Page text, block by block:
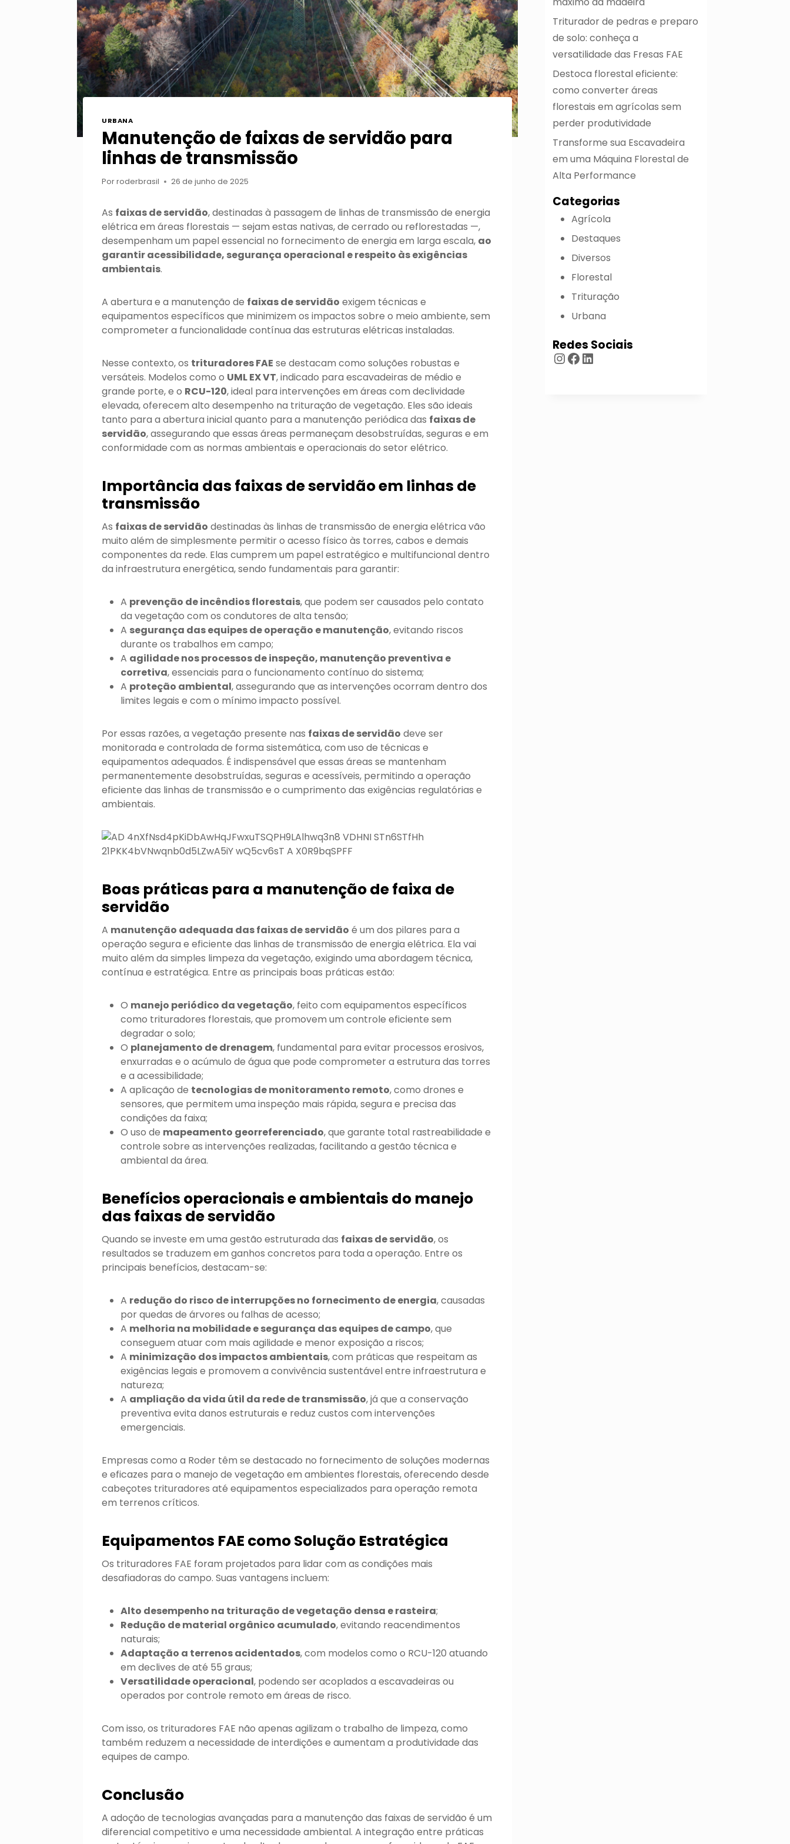
URBANA
Manutenção de faixas de servidão para
linhas de transmissão
Porroderbrasil 26 de junho de 2025
As faixas de servidão, destinadas à passagem de linhas de transmissão de energia
elétrica em áreas florestais — sejam estas nativas, de cerrado ou reflorestadas —,
desempenham um papel essencial no fornecimento de energia em larga escala, ao
garantir acessibilidade, segurança operacional e respeito às exigências
ambientais.
A abertura e a manutenção de faixas de servidão exigem técnicas e
equipamentos específicos que minimizem os impactos sobre o meio ambiente, sem
comprometer a funcionalidade contínua das estruturas elétricas instaladas.
Nesse contexto, os trituradores FAE se destacam como soluções robustas e
versáteis. Modelos como o UML EX VT, indicado para escavadeiras de médio e
grande porte, e o RCU-120, ideal para intervenções em áreas com declividade
elevada, oferecem alto desempenho na trituração de vegetação. Eles são ideais
tanto para a abertura inicial quanto para a manutenção periódica das faixas de
servidão, assegurando que essas áreas permaneçam desobstruídas, seguras e em
conformidade com as normas ambientais e operacionais do setor elétrico.
Importância das faixas de servidão em linhas de
transmissão
As faixas de servidão destinadas às linhas de transmissão de energia elétrica vão
muito além de simplesmente permitir o acesso físico às torres, cabos e demais
componentes da rede. Elas cumprem um papel estratégico e multifuncional dentro
da infraestrutura energética, sendo fundamentais para garantir:
A prevenção de incêndios florestais, que podem ser causados pelo contato
da vegetação com os condutores de alta tensão;
A segurança das equipes de operação e manutenção, evitando riscos
durante os trabalhos em campo;
A agilidade nos processos de inspeção, manutenção preventiva e
corretiva, essenciais para o funcionamento contínuo do sistema;
A proteção ambiental, assegurando que as intervenções ocorram dentro dos
limites legais e com o mínimo impacto possível.
Por essas razões, a vegetação presente nas faixas de servidão deve ser
monitorada e controlada de forma sistemática, com uso de técnicas e
equipamentos adequados. É indispensável que essas áreas se mantenham
permanentemente desobstruídas, seguras e acessíveis, permitindo a operação
eficiente das linhas de transmissão e o cumprimento das exigências regulatórias e
ambientais.
Boas práticas para a manutenção de faixa de
servidão
A manutenção adequada das faixas de servidão é um dos pilares para a
operação segura e eficiente das linhas de transmissão de energia elétrica. Ela vai
muito além da simples limpeza da vegetação, exigindo uma abordagem técnica,
contínua e estratégica. Entre as principais boas práticas estão:
O manejo periódico da vegetação, feito com equipamentos específicos
como trituradores florestais, que promovem um controle eficiente sem
degradar o solo;
O planejamento de drenagem, fundamental para evitar processos erosivos,
enxurradas e o acúmulo de água que pode comprometer a estrutura das torres
e a acessibilidade;
A aplicação de tecnologias de monitoramento remoto, como drones e
sensores, que permitem uma inspeção mais rápida, segura e precisa das
condições da faixa;
O uso de mapeamento georreferenciado, que garante total rastreabilidade e
controle sobre as intervenções realizadas, facilitando a gestão técnica e
ambiental da área.
Benefícios operacionais e ambientais do manejo
das faixas de servidão
Quando se investe em uma gestão estruturada das faixas de servidão, os
resultados se traduzem em ganhos concretos para toda a operação. Entre os
principais benefícios, destacam-se:
A redução do risco de interrupções no fornecimento de energia, causadas
por quedas de árvores ou falhas de acesso;
A melhoria na mobilidade e segurança das equipes de campo, que
conseguem atuar com mais agilidade e menor exposição a riscos;
A minimização dos impactos ambientais, com práticas que respeitam as
exigências legais e promovem a convivência sustentável entre infraestrutura e
natureza;
A ampliação da vida útil da rede de transmissão, já que a conservação
preventiva evita danos estruturais e reduz custos com intervenções
emergenciais.
Empresas como a Roder têm se destacado no fornecimento de soluções modernas
e eficazes para o manejo de vegetação em ambientes florestais, oferecendo desde
cabeçotes trituradores até equipamentos especializados para operação remota
em terrenos críticos.
Equipamentos FAE como Solução Estratégica
Os trituradores FAE foram projetados para lidar com as condições mais
desafiadoras do campo. Suas vantagens incluem:
Alto desempenho na trituração de vegetação densa e rasteira;
Redução de material orgânico acumulado, evitando reacendimentos
naturais;
Adaptação a terrenos acidentados, com modelos como o RCU-120 atuando
em declives de até 55 graus;
Versatilidade operacional, podendo ser acoplados a escavadeiras ou
operados por controle remoto em áreas de risco.
Com isso, os trituradores FAE não apenas agilizam o trabalho de limpeza, como
também reduzem a necessidade de interdições e aumentam a produtividade das
equipes de campo.
Conclusão
A adoção de tecnologias avançadas para a manutenção das faixas de servidão é um
diferencial competitivo e uma necessidade ambiental. A integração entre práticas
Triturador de pedras e preparo
de solo: conheça a
versatilidade das Fresas FAE
Destoca florestal eficiente:
como converter áreas
florestais em agrícolas sem
perder produtividade
Transforme sua Escavadeira
em uma Máquina Florestal de
Alta Performance
Categorias
Agrícola
Destaques
Diversos
Florestal
Trituração
Urbana
Redes Sociais
Instagram
Facebook
LinkedIn